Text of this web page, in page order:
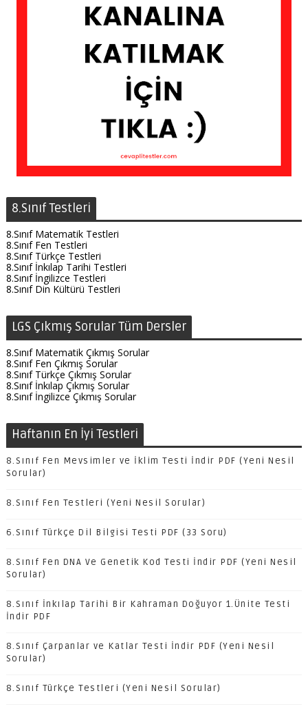
8.Sınıf Testleri
8.Sınıf Matematik Testleri
8.Sınıf Fen Testleri
8.Sınıf Türkçe Testleri
8.Sınıf İnkılap Tarihi Testleri
8.Sınıf İngilizce Testleri
8.Sınıf Din Kültürü Testleri
LGS Çıkmış Sorular Tüm Dersler
8.Sınıf Matematik Çıkmış Sorular
8.Sınıf Fen Çıkmış Sorular
8.Sınıf Türkçe Çıkmış Sorular
8.Sınıf İnkılap Çıkmış Sorular
8.Sınıf İngilizce Çıkmış Sorular
Haftanın En İyi Testleri
8.Sınıf Fen Mevsimler ve İklim Testi İndir PDF (Yeni Nesil
Sorular)
8.Sınıf Fen Testleri (Yeni Nesil Sorular)
6.Sınıf Türkçe Dil Bilgisi Testi PDF (33 Soru)
8.Sınıf Fen DNA Ve Genetik Kod Testi İndir PDF (Yeni Nesil
Sorular)
8.Sınıf İnkılap Tarihi Bir Kahraman Doğuyor 1.Ünite Testi
İndir PDF
8.Sınıf Çarpanlar ve Katlar Testi İndir PDF (Yeni Nesil
Sorular)
8.Sınıf Türkçe Testleri (Yeni Nesil Sorular)